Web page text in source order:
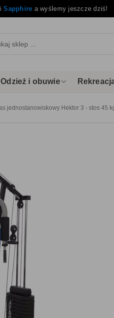
Sapphire a wyślemy jeszcze dziś!
Odzież i obuwie
jednostanowiskowy Hektor 3 - stos 45